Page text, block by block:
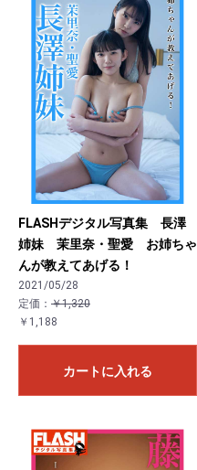
FLASHデジタル写真集 長澤
姉妹 茉里奈・聖愛 お姉ちゃ
んが教えてあげる！
2021/05/28
定価： ￥1,320
￥1,188
カートに入れる